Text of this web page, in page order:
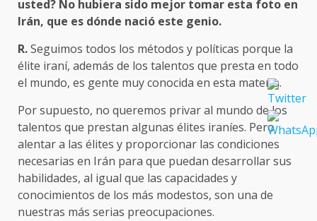
usted? No hubiera sido mejor tomar esta foto en
Irán, que es dónde nació este genio.
R.Seguimos todos los métodos y políticas porque la
élite iraní, además de los talentos que presta en todo
el mundo, es gente muy conocida en esta materia.
Por supuesto, no queremos privar al mundo de los
talentos que prestan algunas élites iraníes. Pero
alentar a las élites y proporcionar las condiciones
necesarias en Irán para que puedan desarrollar sus
habilidades, al igual que las capacidades y
conocimientos de los más modestos, son una de
nuestras más serias preocupaciones.